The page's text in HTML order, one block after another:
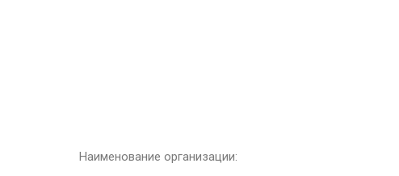
Наименование организации: